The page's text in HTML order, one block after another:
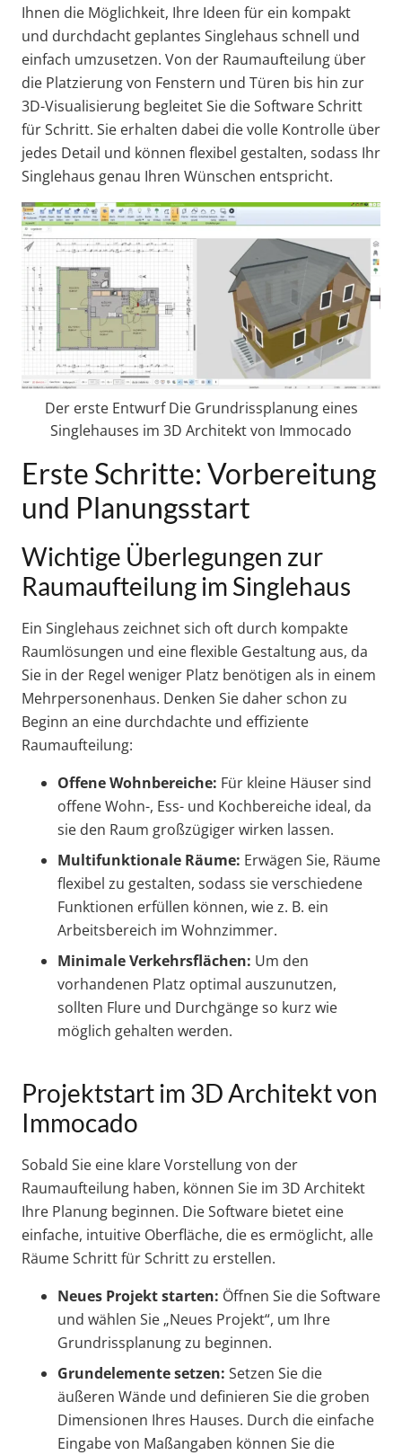
Ihnen die Möglichkeit, Ihre Ideen für ein kompakt
und durchdacht geplantes Singlehaus schnell und
einfach umzusetzen. Von der Raumaufteilung über
die Platzierung von Fenstern und Türen bis hin zur
3D-Visualisierung begleitet Sie die Software Schritt
für Schritt. Sie erhalten dabei die volle Kontrolle über
jedes Detail und können flexibel gestalten, sodass Ihr
Singlehaus genau Ihren Wünschen entspricht.
Der erste Entwurf Die Grundrissplanung eines
Singlehauses im 3D Architekt von Immocado
Erste Schritte: Vorbereitung
und Planungsstart
Wichtige Überlegungen zur
Raumaufteilung im Singlehaus
Ein Singlehaus zeichnet sich oft durch kompakte
Raumlösungen und eine flexible Gestaltung aus, da
Sie in der Regel weniger Platz benötigen als in einem
Mehrpersonenhaus. Denken Sie daher schon zu
Beginn an eine durchdachte und effiziente
Raumaufteilung:
Offene Wohnbereiche: Für kleine Häuser sind
offene Wohn-, Ess- und Kochbereiche ideal, da
sie den Raum großzügiger wirken lassen.
Multifunktionale Räume: Erwägen Sie, Räume
flexibel zu gestalten, sodass sie verschiedene
Funktionen erfüllen können, wie z. B. ein
Arbeitsbereich im Wohnzimmer.
Minimale Verkehrsflächen: Um den
vorhandenen Platz optimal auszunutzen,
sollten Flure und Durchgänge so kurz wie
möglich gehalten werden.
Projektstart im 3D Architekt von
Immocado
Sobald Sie eine klare Vorstellung von der
Raumaufteilung haben, können Sie im 3D Architekt
Ihre Planung beginnen. Die Software bietet eine
einfache, intuitive Oberfläche, die es ermöglicht, alle
Räume Schritt für Schritt zu erstellen.
Neues Projekt starten: Öffnen Sie die Software
und wählen Sie „Neues Projekt“, um Ihre
Grundrissplanung zu beginnen.
Grundelemente setzen: Setzen Sie die
äußeren Wände und definieren Sie die groben
Dimensionen Ihres Hauses. Durch die einfache
Eingabe von Maßangaben können Sie die